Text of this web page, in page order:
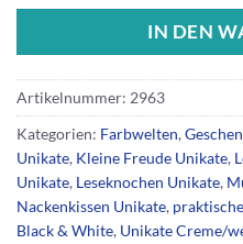
IN DEN
Artikelnummer: 2963
Kategorien: Farbwelten,
Unikate, Kleine Freude Unikate,
Unikate, Leseknochen Unikate,
Nackenkissen Unikate,
Black & White, Unikate Creme/